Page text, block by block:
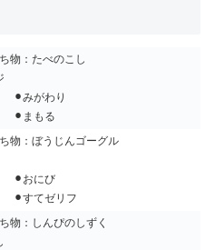
物：たべのこし
みがわり
まもる
物：ぼうじんゴーグル
おにび
すてゼリフ
物：しんぴのしずく